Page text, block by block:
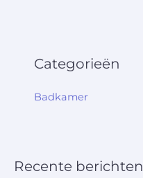
Categorieën
Badkamer
Recente berichten